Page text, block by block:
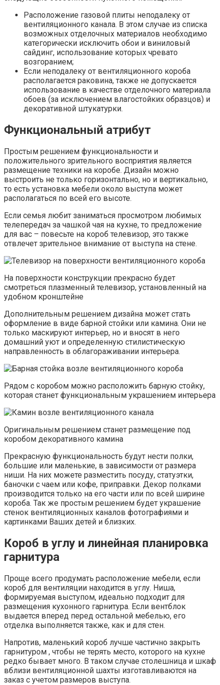
Расположение газовой плиты неподалеку от
вентиляционного канала. В этом случае из списка
возможных отделочных материалов необходимо
категорически исключить обои и виниловый
сайдинг, использование которых чревато
возгоранием;
Если неподалеку от вентиляционного короба
располагается раковина, также не допускается
использование в качестве отделочного материала
обоев (за исключением влагостойких образцов) и
декоративной штукатурки.
Функциональный атрибут
Простым решением функциональности и
положительного зрительного восприятия является
размещение техники на коробе. Дизайн можно
выстроить не только горизонтально, но и вертикально,
то есть установка мебели около выступа может
располагаться по всей его высоте.
Если семья любит заниматься просмотром любимых
телепередач за чашкой чая на кухне, то предложение
для вас – повесьте на короб телевизор, это также
отвлечет зрительное внимание от выступа на стене.
На поверхности конструкции прекрасно будет
смотреться плазменный телевизор, установленный на
удобном кронштейне
Дополнительным решением дизайна может стать
оформление в виде барной стойки или камина. Они не
только маскируют интерьер, но и вносят в него
домашний уют и определенную стилистическую
направленность в облагораживании интерьера.
Рядом с коробом можно расположить барную стойку,
которая станет функциональным украшением интерьера
Оригинальным решением станет размещение под
коробом декоративного камина
Прекрасную функциональность будут нести полки,
большие или маленькие, в зависимости от размера
ниши. На них можете разместить посуду, статуэтки,
баночки с чаем или кофе, приправки. Декор полками
производится только на его части или по всей ширине
короба. Так же простым решением будет украшение
стенок вентиляционных каналов фотографиями и
картинками Ваших детей и близких.
Короб в углу и линейная планировка
гарнитура
Проще всего продумать расположение мебели, если
короб для вентиляции находится в углу. Ниша,
формируемая выступом, идеально подходит для
размещения кухонного гарнитура. Если вентблок
выдается вперед перед остальной мебелью, его
отделка выполняется также, как и для стен.
Напротив, маленький короб лучше частично закрыть
гарнитуром , чтобы не терять место, которого на кухне
редко бывает много. В таком случае столешница и шкаф
вблизи вентиляционной шахты изготавливаются на
заказ с учетом размеров выступа.